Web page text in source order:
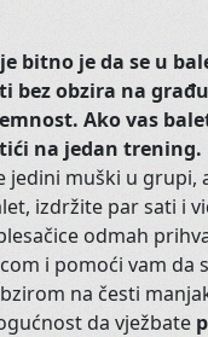
posebne i
Dođite na
bilo kojeg
dovedite
proširite
Radujemo
bitno je da se u
bez obzira na
Ako vas
na jedan trening.
jedini muški u grupi,
izdržite par sati i
odmah
i pomoći vam da
na česti
da vježbate